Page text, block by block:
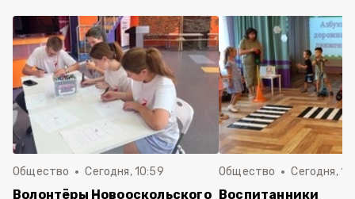
Общество Сегодня, 10:59
Волонтёры Новооскольского
Общество Сегодня,
Воспитанники